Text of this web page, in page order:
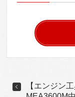
【エンジン